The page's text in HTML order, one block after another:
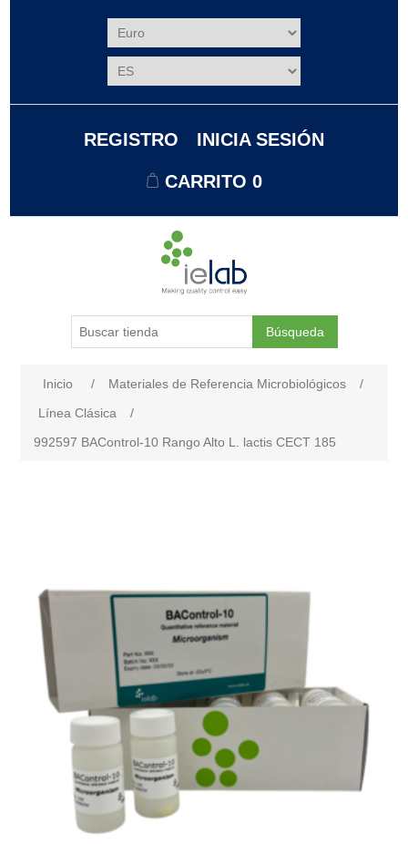
REGISTRO INICIA SESIÓN
CARRITO 0
Búsqueda
Inicio / Materiales de Referencia Microbiológicos
/
Línea Clásica
/
992597 BAControl-10 Rango Alto L. lactis CECT 185